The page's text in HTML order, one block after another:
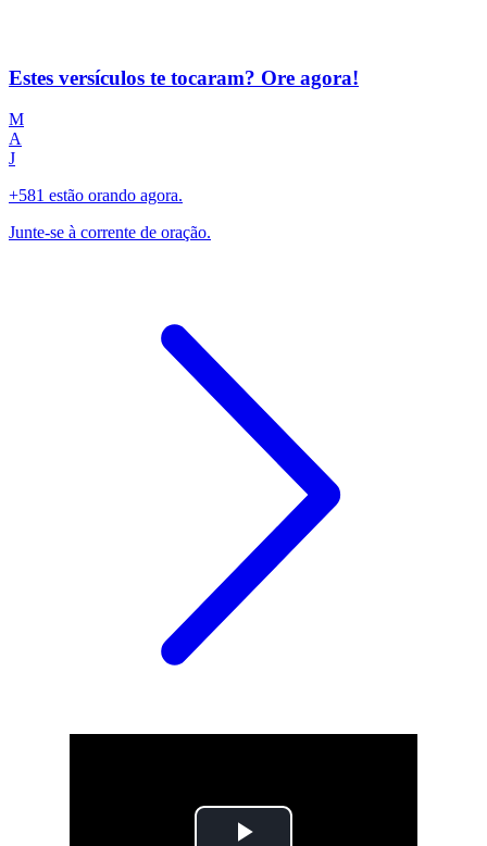
Estes versículos te tocaram? Ore agora!
M
A
J
+581 estão orando agora.
Junte-se à corrente de oração.